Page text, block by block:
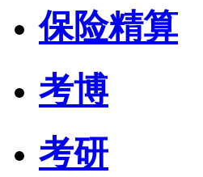
保险精算
考博
考研